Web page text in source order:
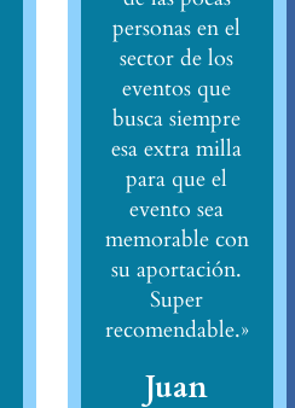
personas en el
sector de los
eventos que
busca siempre
esa extra milla
para que el
evento sea
memorable con
su aportación.
Super
recomendable.»
Juan